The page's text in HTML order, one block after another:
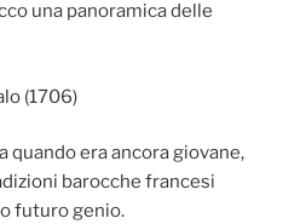
una panoramica delle
(1706)
quando era ancora giovane,
barocche francesi
futuro genio.